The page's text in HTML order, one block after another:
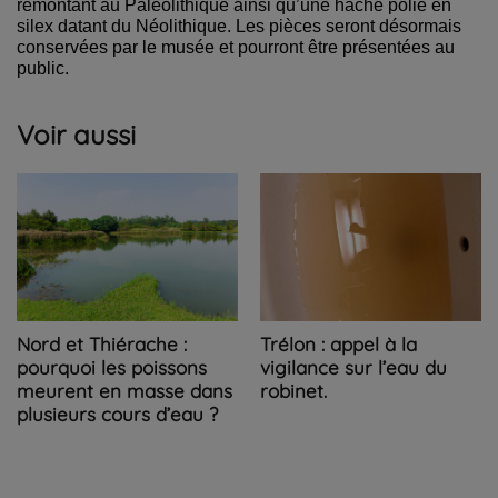
remontant au Paléolithique ainsi qu’une hache polie en
silex datant du Néolithique. Les pièces seront désormais
conservées par le musée et pourront être présentées au
public.
Voir aussi
Nord et Thiérache :
pourquoi les poissons
meurent en masse dans
plusieurs cours d’eau ?
Trélon : appel à la
vigilance sur l’eau du
robinet.